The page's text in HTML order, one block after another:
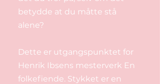
betydde at du måtte stå
alene?
Dette er utgangspunktet for
Henrik Ibsens mesterverk En
folkefiende. Stykket er en